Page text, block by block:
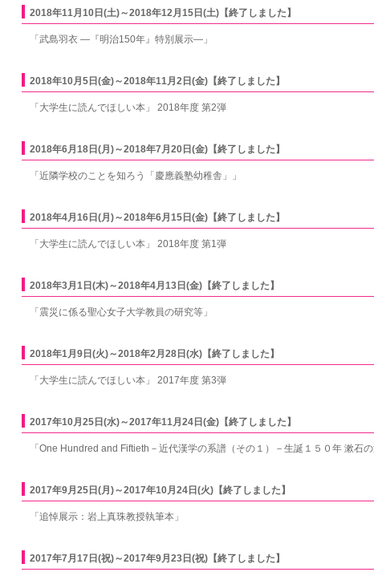
2018年11月10日(土)～2018年12月15日(土)【終了しました】
「武島羽衣 ―『明治150年』特別展示―」
2018年10月5日(金)～2018年11月2日(金)【終了しました】
「大学生に読んでほしい本」 2018年度 第2弾
2018年6月18日(月)～2018年7月20日(金)【終了しました】
「近隣学校のことを知ろう「慶應義塾幼稚舎」」
2018年4月16日(月)～2018年6月15日(金)【終了しました】
「大学生に読んでほしい本」 2018年度 第1弾
2018年3月1日(木)～2018年4月13日(金)【終了しました】
「震災に係る聖心女子大学教員の研究等」
2018年1月9日(火)～2018年2月28日(水)【終了しました】
「大学生に読んでほしい本」 2017年度 第3弾
2017年10月25日(水)～2017年11月24日(金)【終了しました】
「One Hundred and Fiftieth－近代漢学の系譜（その１）－生誕１５０年 漱石の
2017年9月25日(月)～2017年10月24日(火)【終了しました】
「追悼展示：岩上真珠教授執筆本」
2017年7月17日(祝)～2017年9月23日(祝)【終了しました】